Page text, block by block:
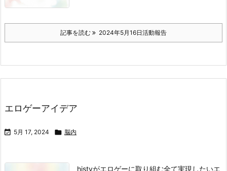
記事を読む 2024年5月16日活動報告
エロゲーアイデア
 5月 17, 2024  脳内
histyがエロゲーに取り組む全て実現したいエ